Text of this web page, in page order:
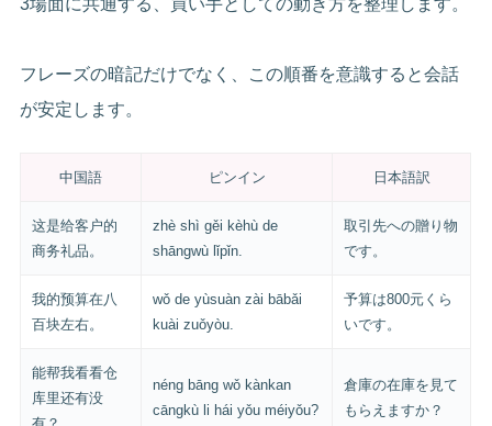
3場面に共通する、買い手としての動き方を整理します。
フレーズの暗記だけでなく、この順番を意識すると会話
が安定します。
中国語 ピンイン 日本語訳
这是给客户的
商务礼品。
zhè shì gěi kèhù de
shāngwù lǐpǐn.
取引先への贈り物
です。
我的预算在八
百块左右。
wǒ de yùsuàn zài bābǎi
kuài zuǒyòu.
予算は800元くら
いです。
能帮我看看仓
库里还有没
néng bāng wǒ kànkan
cāngkù li hái yǒu méiyǒu?
倉庫の在庫を見て
もらえますか？